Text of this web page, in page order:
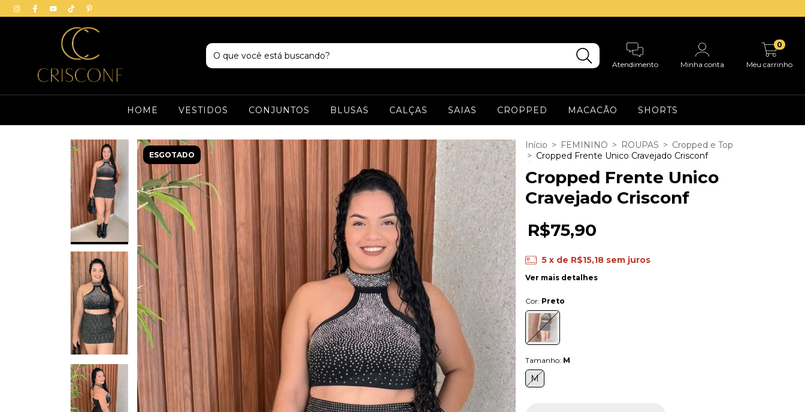
Atendimento Minha conta Meu carrinho
0
HOME VESTIDOS CONJUNTOS BLUSAS CALÇAS SAIAS CROPPED MACACÃO SHORTS
ESGOTADO
Início > FEMININO > ROUPAS > Cropped e Top
> Cropped Frente Unico Cravejado Crisconf
Cropped Frente Unico
Cravejado Crisconf
R$75,90
5 x de R$15,18 sem juros
Ver mais detalhes
Cor: Preto
Tamanho: M
M